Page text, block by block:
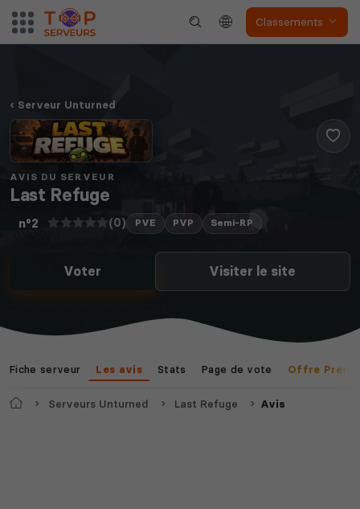
Classements
The Front
Dune Awakening
Neverwinter
Nights
Serveur Unturned
AVIS DU SERVEUR
Last Refuge
n°2 (0) PVE PVP Semi-RP
Voter Visiter le site
Fiche serveur Les avis Stats Page de vote Offre
AccueilServeurs Unturned Last Refuge Avis